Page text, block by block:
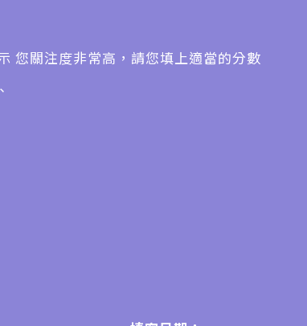
您關注度非常高，請您填上適當的分數